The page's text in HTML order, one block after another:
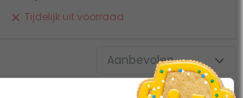
Tijdelijk uit voorraad